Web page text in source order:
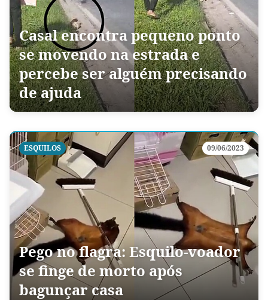
Casal encontra pequeno ponto
se movendo na estrada e
percebe ser alguém precisando
de ajuda
ESQUILOS 09/06/2023
Pego no flagra: Esquilo-voador
se finge de morto após
bagunçar casa